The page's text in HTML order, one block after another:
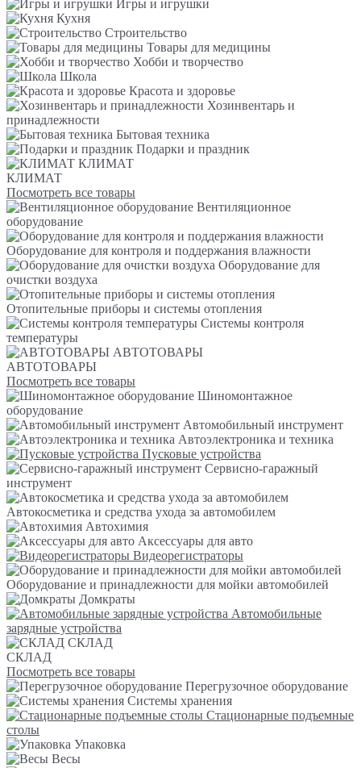
Игры и игрушки
Кухня
Строительство
Товары для медицины
Хобби и творчество
Школа
Красота и здоровье
Хозинвентарь и
принадлежности
Бытовая техника
Подарки и праздник
КЛИМАТ
КЛИМАТ
Посмотреть все товары
Вентиляционное
оборудование
Оборудование для контроля и поддержания влажности
Оборудование для
очистки воздуха
Отопительные приборы и системы отопления
Системы контроля
температуры
АВТОТОВАРЫ
АВТОТОВАРЫ
Посмотреть все товары
Шиномонтажное
оборудование
Автомобильный инструмент
Автоэлектроника и техника
Пусковые устройства
Сервисно-гаражный
инструмент
Автокосметика и средства ухода за автомобилем
Автохимия
Аксессуары для авто
Видеорегистраторы
Оборудование и принадлежности для мойки автомобилей
Домкраты
Автомобильные
зарядные устройства
СКЛАД
СКЛАД
Посмотреть все товары
Перегрузочное оборудование
Системы хранения
Стационарные подъемные
столы
Упаковка
Весы